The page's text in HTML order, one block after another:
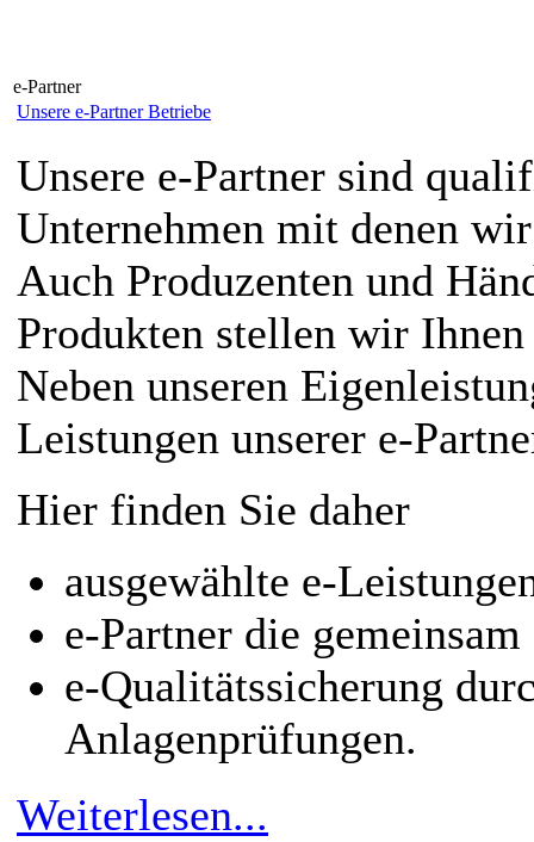
e-Partner
Unsere e-Partner Betriebe
Unsere e-Partner sind
Unternehmen mit denen
Auch Produzenten und
Produkten stellen wir
Neben unseren
Leistungen unserer e-
Hier finden Sie daher
ausgewählte e-
e-Partner die
e-Qualitätssicherung
Anlagenprüfungen.
Weiterlesen...